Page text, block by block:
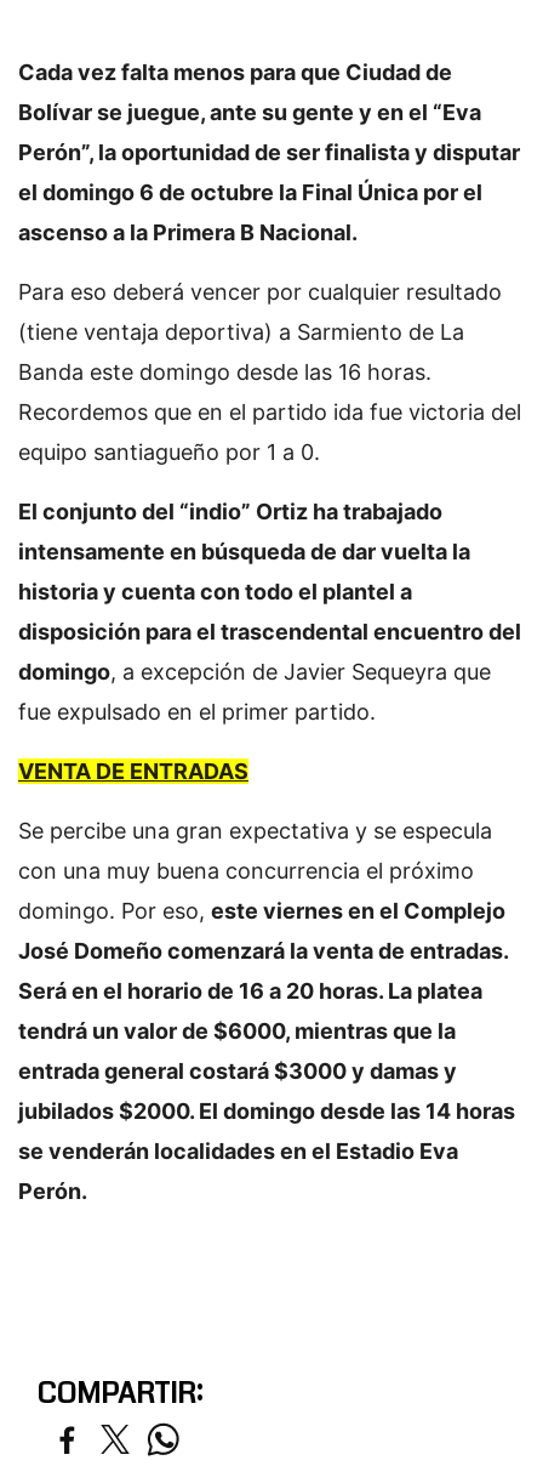
Cada vez falta menos para que Ciudad de
Bolívar se juegue, ante su gente y en el “Eva
Perón”, la oportunidad de ser finalista y disputar
el domingo 6 de octubre la Final Única por el
ascenso a la Primera B Nacional.
Para eso deberá vencer por cualquier resultado
(tiene ventaja deportiva) a Sarmiento de La
Banda este domingo desde las 16 horas.
Recordemos que en el partido ida fue victoria del
equipo santiagueño por 1 a 0.
El conjunto del “indio” Ortiz ha trabajado
intensamente en búsqueda de dar vuelta la
historia y cuenta con todo el plantel a
disposición para el trascendental encuentro del
domingo, a excepción de Javier Sequeyra que
fue expulsado en el primer partido.
VENTA DE ENTRADAS
Se percibe una gran expectativa y se especula
con una muy buena concurrencia el próximo
domingo. Por eso, este viernes en el Complejo
José Domeño comenzará la venta de entradas.
Será en el horario de 16 a 20 horas. La platea
tendrá un valor de $6000, mientras que la
entrada general costará $3000 y damas y
jubilados $2000. El domingo desde las 14 horas
se venderán localidades en el Estadio Eva
Perón.
COMPARTIR: